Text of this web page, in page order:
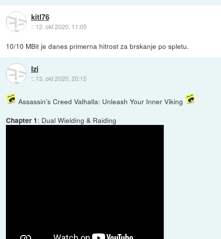
kitl76
:: 12. okt 2020, 11:05
10/10 MBit je danes primerna hitrost za brskanje po spletu.
Izi
:: 13. okt 2020, 20:15
Assassin's Creed Valhalla: Unleash Your Inner Viking
Chapter 1 : Dual Wielding & Raiding